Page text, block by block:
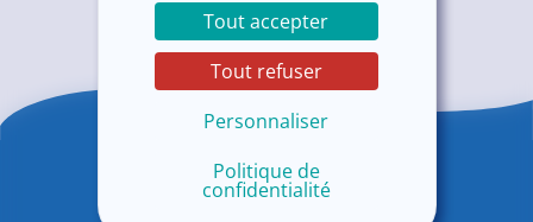
Tout accepter
Tout refuser
Personnaliser
Politique de
confidentialité